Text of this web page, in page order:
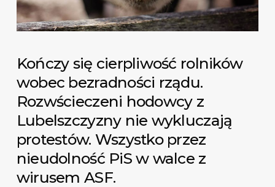
Kończy się cierpliwość rolników
wobec bezradności rządu.
Rozwścieczeni hodowcy z
Lubelszczyzny nie wykluczają
protestów. Wszystko przez
nieudolność PiS w walce z
wirusem ASF.